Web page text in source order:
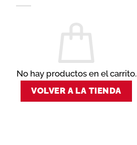
No hay productos en el carrito.
VOLVER A LA TIENDA